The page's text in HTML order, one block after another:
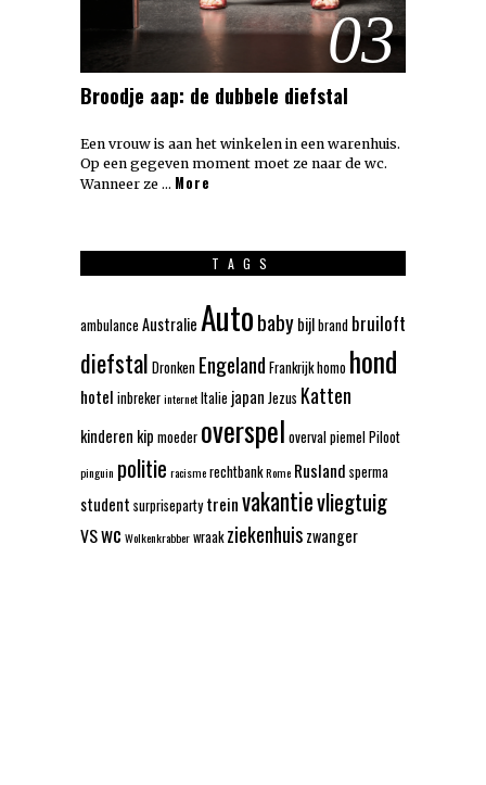
03
Broodje aap: de dubbele diefstal
Een vrouw is aan het winkelen in een warenhuis.
Op een gegeven moment moet ze naar de wc.
Wanneer ze … More
TAGS
ambulance Australie Autobabybijlbrand bruiloft
diefstal Dronken Engeland Frankrijkhomo hond
hotel inbrekerinternetItalie japan Jezus Katten
kinderen kip moeder overspel overvalpiemelPiloot
pinguin politie racismerechtbankRome Rusland sperma
student surpriseparty treinvakantievliegtuig
VSwc Wolkenkrabberwraak ziekenhuiszwanger